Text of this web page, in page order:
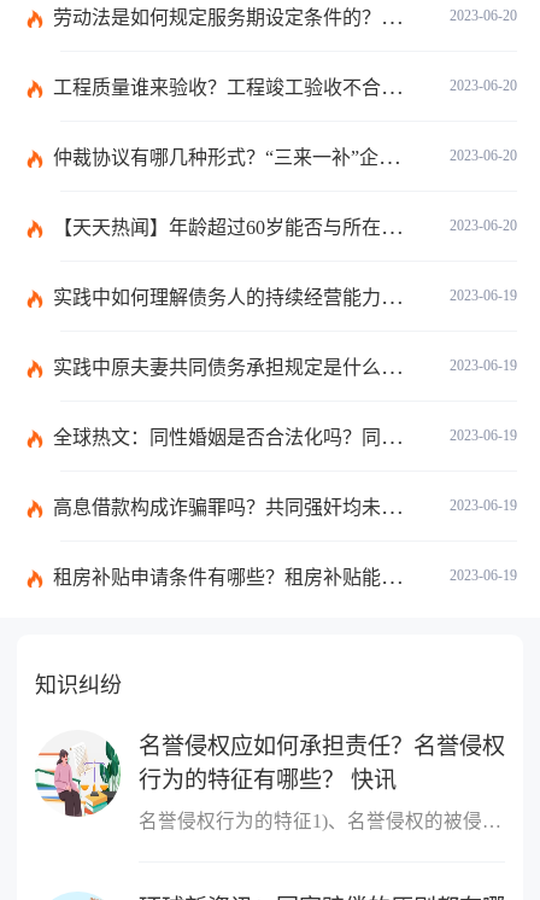
2023-06-20
劳动法是如何规定服务期设定条件的？劳动法调整的劳动关系包含哪些呢？
2023-06-20
工程质量谁来验收？工程竣工验收不合格如何处理？-焦点关注
2023-06-20
仲裁协议有哪几种形式？“三来一补”企业的劳动仲裁争议申诉书主体是谁？-全球焦点
2023-06-20
【天天热闻】年龄超过60岁能否与所在单位建立劳动关系？领取退休金有哪些条件？
2023-06-19
实践中如何理解债务人的持续经营能力？有什么债务人财务的影响？
2023-06-19
实践中原夫妻共同债务承担规定是什么？离婚时债权分割依据是什么？
2023-06-19
全球热文：同性婚姻是否合法化吗？同性婚姻合法国家有哪些？
2023-06-19
高息借款构成诈骗罪吗？共同强奸均未遂是否构成轮奸？
2023-06-19
租房补贴申请条件有哪些？租房补贴能拿几年？|天天快播
知识纠纷
名誉侵权应如何承担责任？名誉侵权
行为的特征有哪些？ 快讯
名誉侵权行为的特征1)、名誉侵权的被侵害人是特定的人。当然不一定